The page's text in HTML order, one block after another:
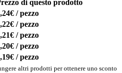
di questo prodotto
/ pezzo
/ pezzo
/ pezzo
/ pezzo
/ pezzo
altri prodotti per ottenere uno sconto